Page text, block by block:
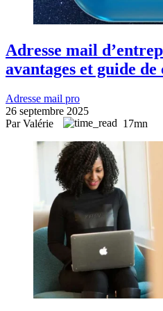
Adresse mail
avantages et guide
Adresse mail pro
26 septembre 2025
Par Valérie
17mn